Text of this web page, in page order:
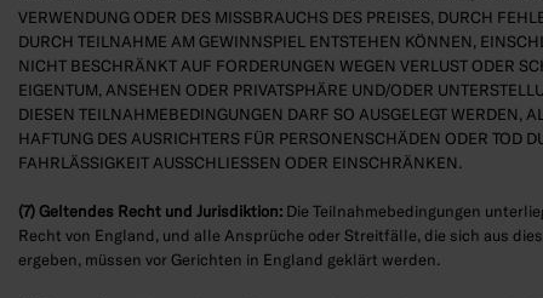
VERWENDUNG ODER DES MISSBRAUCHS DES PREISES, DURCH
DURCH TEILNAHME AM GEWINNSPIEL ENTSTEHEN KÖNNEN,
NICHT BESCHRÄNKT AUF FORDERUNGEN WEGEN VERLUST ODER
EIGENTUM, ANSEHEN ODER PRIVATSPHÄRE UND/ODER
DIESEN TEILNAHMEBEDINGUNGEN DARF SO AUSGELEGT WERDEN,
HAFTUNG DES AUSRICHTERS FÜR PERSONENSCHÄDEN ODER TOD
FAHRLÄSSIGKEIT AUSSCHLIESSEN ODER EINSCHRÄNKEN.
(7) Geltendes Recht und Jurisdiktion: Die Teilnahmebedingungen
Recht von England, und alle Ansprüche oder Streitfälle, die sich aus
ergeben, müssen vor Gerichten in England geklärt werden.